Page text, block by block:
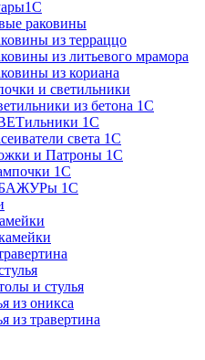
раковины
из терраццо
из литьевого мрамора
из кориана
и светильники
из бетона 1С
1С
света 1С
и Патроны 1С
1С
1С
и стулья
из оникса
из травертина